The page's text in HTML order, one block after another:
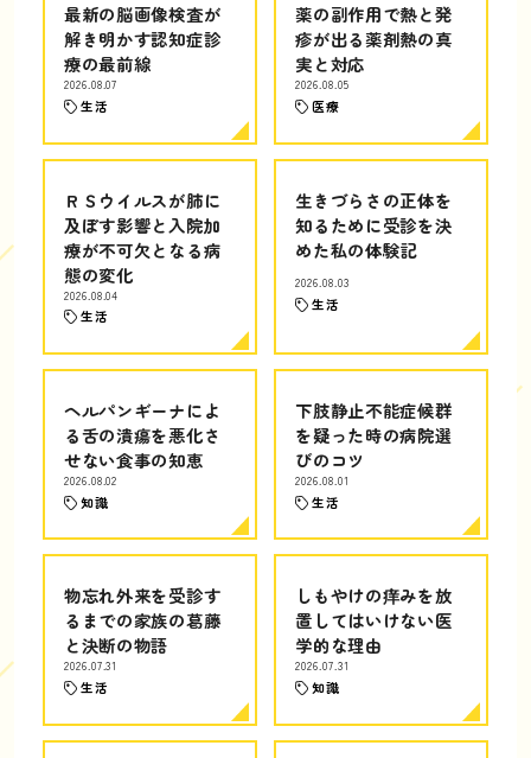
最新の脳画像検査が
解き明かす認知症診
療の最前線
2026.08.07
生活
薬の副作用で熱と発
疹が出る薬剤熱の真
実と対応
2026.08.05
医療
ＲＳウイルスが肺に
及ぼす影響と入院加
療が不可欠となる病
態の変化
2026.08.04
生活
生きづらさの正体を
知るために受診を決
めた私の体験記
2026.08.03
生活
ヘルパンギーナによ
る舌の潰瘍を悪化さ
せない食事の知恵
2026.08.02
知識
下肢静止不能症候群
を疑った時の病院選
びのコツ
2026.08.01
生活
物忘れ外来を受診す
るまでの家族の葛藤
と決断の物語
2026.07.31
生活
しもやけの痒みを放
置してはいけない医
学的な理由
2026.07.31
知識